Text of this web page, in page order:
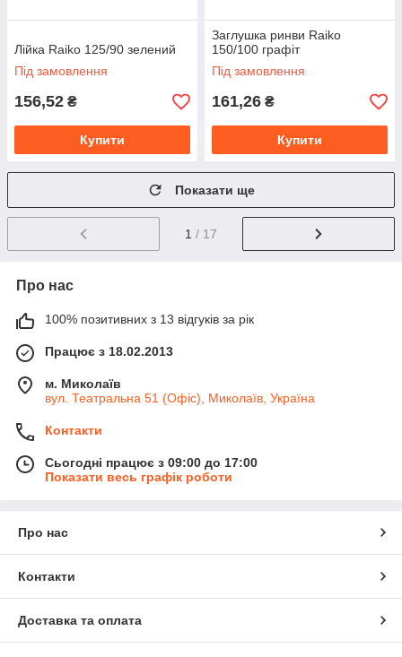
Лійка Raiko 125/90 зелений
Під замовлення
156,52 ₴
Купити
Заглушка ринви Raiko
150/100 графіт
Під замовлення
161,26 ₴
Купити
Показати ще
1 / 17
Про нас
100% позитивних з 13 відгуків за рік
Працює з 18.02.2013
м. Миколаїв
вул. Театральна 51 (Офіс), Миколаїв, Україна
Контакти
Сьогодні працює з 09:00 до 17:00
Показати весь графік роботи
Про нас
Контакти
Доставка та оплата